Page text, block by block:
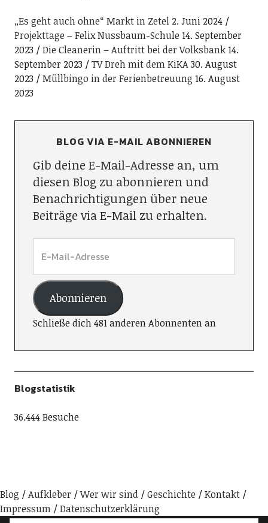
„Es geht auch ohne“ Markt in Zetel 2. Juni 2024
Projekttage – Felix Nussbaum-Schule 14. September
2023
Die Cleanerin – Auftritt bei der Volksbank14.
September 2023
TV Dreh mit dem KiKA30. August
2023
Müllbingo in der Ferienbetreuung 16. August
2023
BLOG VIA E-MAIL ABONNIEREN
Gib deine E-Mail-Adresse an, um
diesen Blog zu abonnieren und
Benachrichtigungen über neue
Beiträge via E-Mail zu erhalten.
Abonnieren
Schließe dich 481 anderen Abonnenten an
Blogstatistik
36.444 Besuche
Blog Aufkleber Wer wir sind Geschichte
Kontakt
Impressum
Datenschutzerklärung